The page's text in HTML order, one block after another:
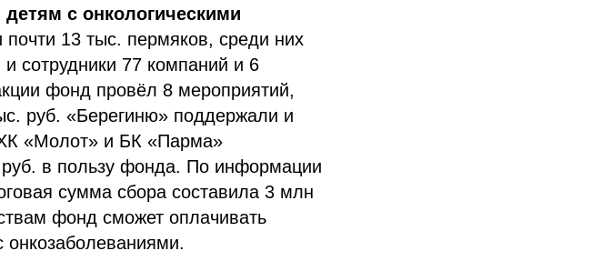
с онкологическими
почти 13 тыс. пермяков, среди них
сотрудники 77 компаний и 6
фонд провёл 8 мероприятий,
руб. «Берегиню» поддержали и
«Молот» и БК «Парма»
в пользу фонда. По информации
сумма сбора составила 3 млн
фонд сможет оплачивать
онкозаболеваниями.